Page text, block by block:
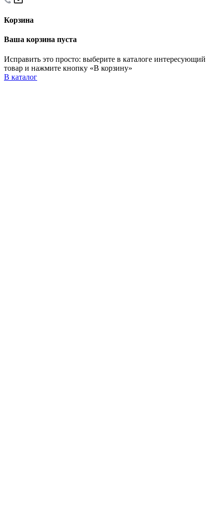
Корзина
Ваша корзина пуста
Исправить это просто: выберите в каталоге интересующий
товар и нажмите кнопку «В корзину»
В каталог